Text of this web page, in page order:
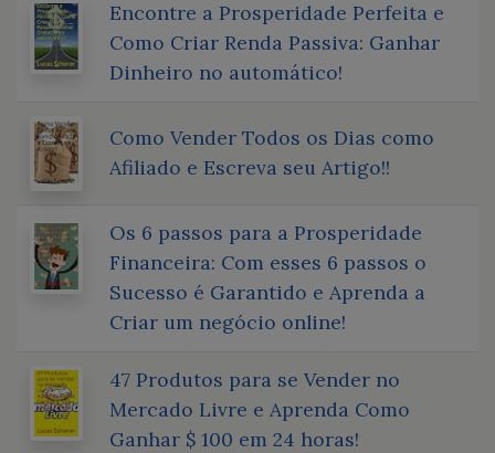
Encontre a Prosperidade Perfeita e
Como Criar Renda Passiva: Ganhar
Dinheiro no automático!
Como Vender Todos os Dias como
Afiliado e Escreva seu Artigo!!
Os 6 passos para a Prosperidade
Financeira: Com esses 6 passos o
Sucesso é Garantido e Aprenda a
Criar um negócio online!
47 Produtos para se Vender no
Mercado Livre e Aprenda Como
Ganhar $ 100 em 24 horas!